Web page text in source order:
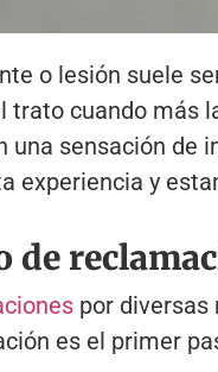
o lesión suele
cuando
sensación
experiencia y
de
por diversas
es el primer